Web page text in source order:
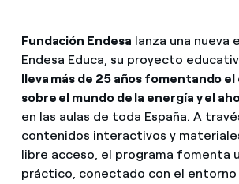
Fundación Endesa lanza una nueva
Endesa Educa, su proyecto
lleva más de 25 años fomentando
sobre el mundo de la energía y el
en las aulas de toda España. A
contenidos interactivos y
libre acceso, el programa fomenta
práctico, conectado con el entorno